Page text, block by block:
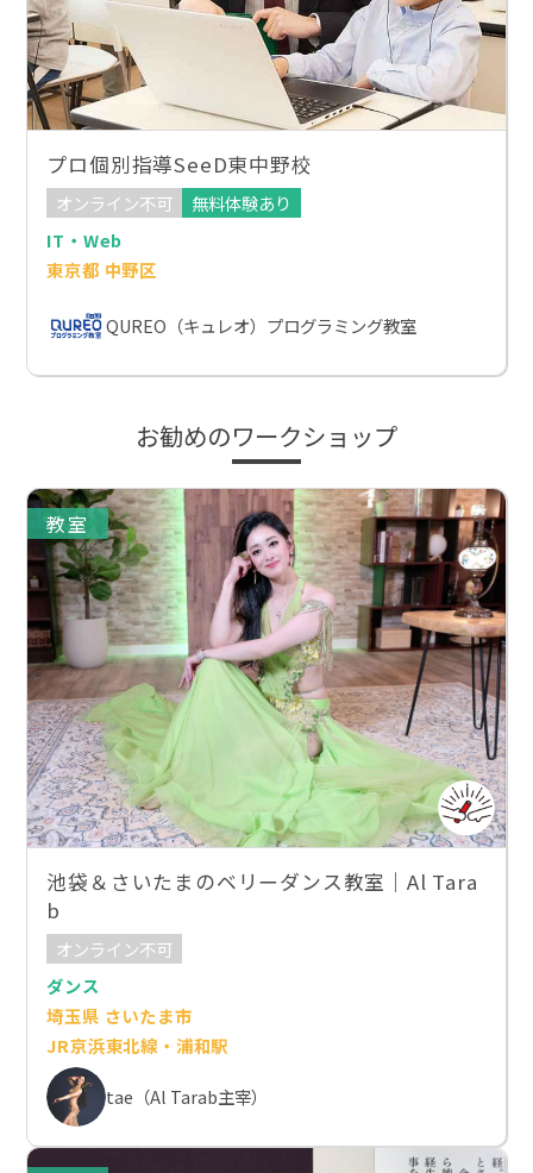
プロ個別指導SeeD東中野校
オンライン不可
無料体験あり
IT・Web
東京都 中野区
QUREO（キュレオ）プログラミング教室
お勧めのワークショップ
教室
池袋＆さいたまのベリーダンス教室｜Al Tara
b
オンライン不可
ダンス
埼玉県 さいたま市
JR京浜東北線・浦和駅
tae（Al Tarab主宰）